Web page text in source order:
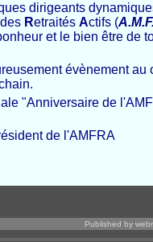
dirigeants
Retraités Actifs (
et le bien être de
évènement au
"Anniversaire de
Published by